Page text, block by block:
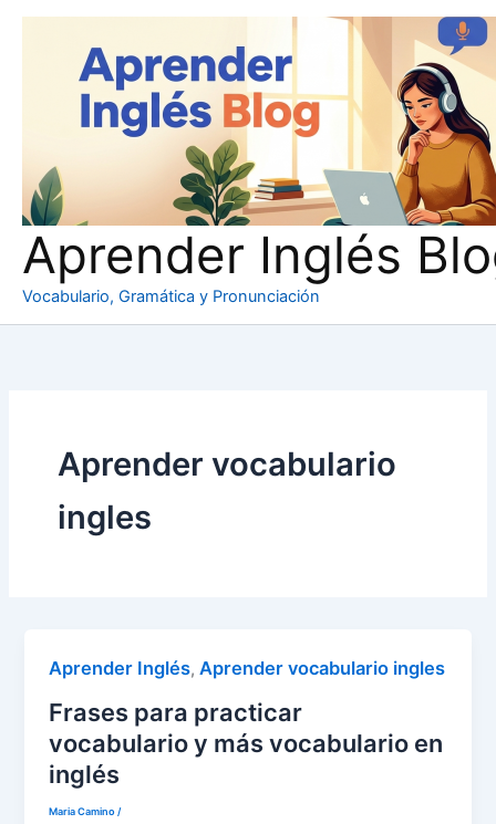
Aprender Inglés
Vocabulario, Gramática y Pronunciación
Aprender vocabulario
ingles
Aprender Inglés,Aprender vocabulario ingles
Frases para practicar
vocabulario y más vocabulario en
inglés
Maria Camino/